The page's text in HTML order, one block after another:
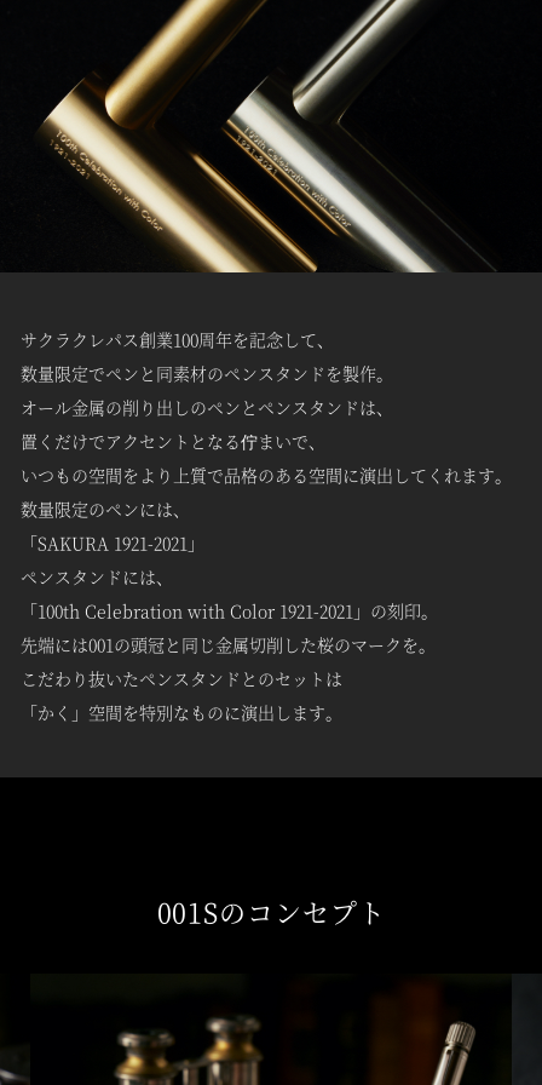
サクラクレパス創業100周年を記念して、
数量限定でペンと同素材のペンスタンドを製作。
オール金属の削り出しのペンとペンスタンドは、
置くだけでアクセントとなる佇まいで、
いつもの空間をより上質で品格のある空間に演出してくれます。
数量限定のペンには、
「SAKURA 1921-2021」
ペンスタンドには、
「100th Celebration with Color 1921-2021」の刻印。
先端には001の頭冠と同じ金属切削した桜のマークを。
こだわり抜いたペンスタンドとのセットは
「かく」空間を特別なものに演出します。
001Sのコンセプト